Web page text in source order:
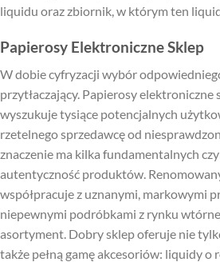
liquidu oraz zbiornik, w którym ten
Papierosy Elektroniczne Sklep
W dobie cyfryzacji wybór
przytłaczający. Papierosy elektroniczne
wyszukuje tysiące potencjalnych
rzetelnego sprzedawcę od
znaczenie ma kilka fundamentalnych
autentyczność produktów.
współpracuje z uznanymi, markowymi
niepewnymi podróbkami z rynku
asortyment. Dobry sklep oferuje nie
także pełną gamę akcesoriów: liquidy o